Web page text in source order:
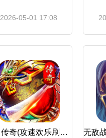
2026-05-01 17:08
霸刀传奇(攻速欢乐刷充版)